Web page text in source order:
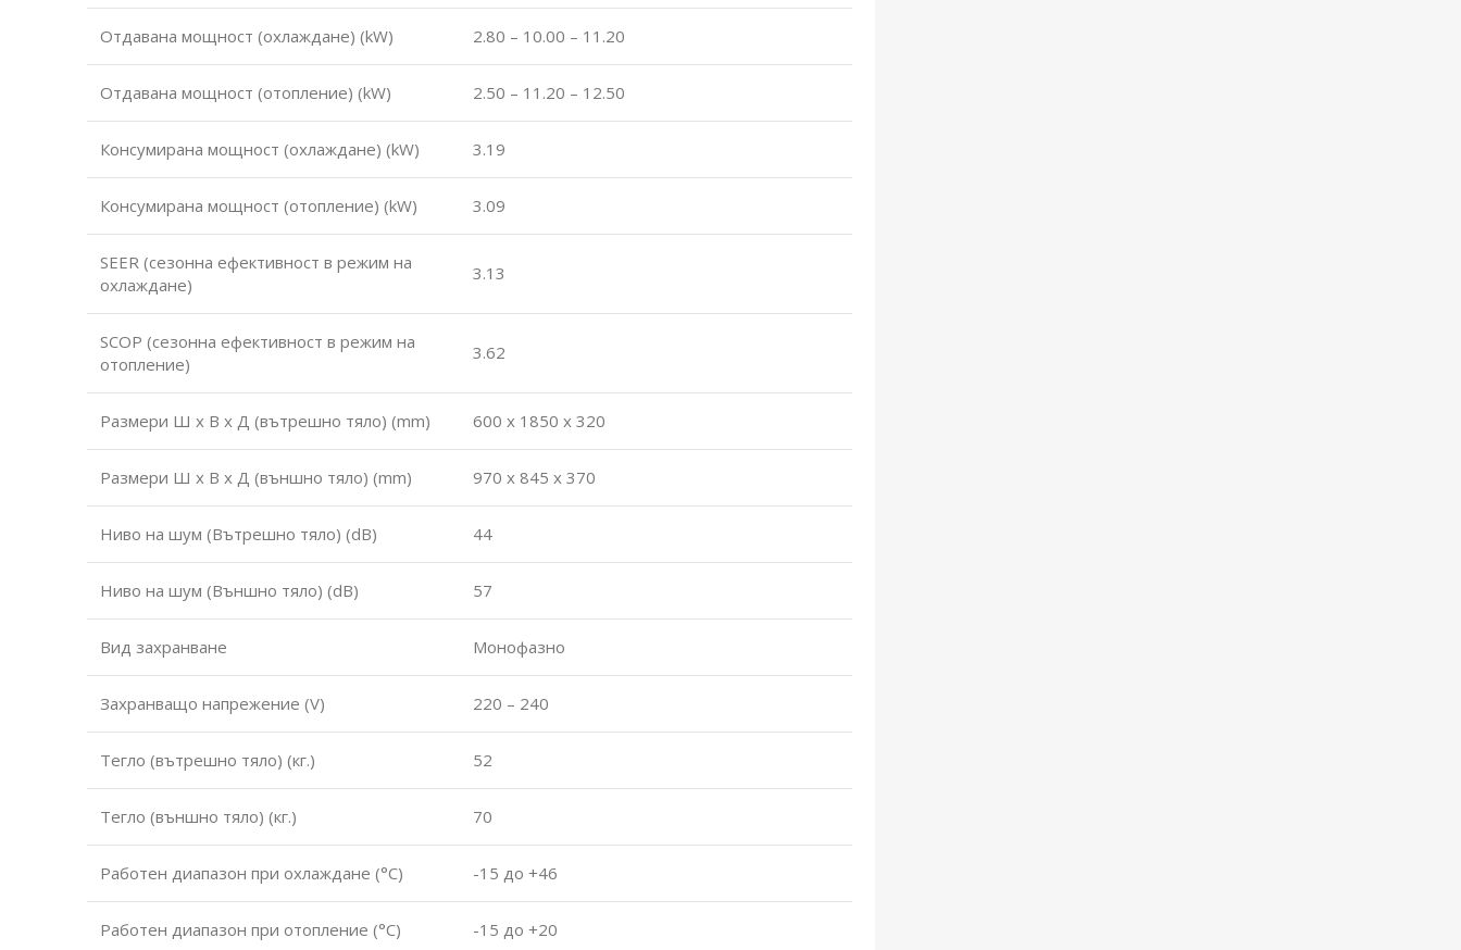
Отдавана мощност (охлаждане) (kW) 2.80 – 10.00 – 11.20
Отдавана мощност (отопление) (kW) 2.50 – 11.20 – 12.50
Консумирана мощност (охлаждане) (kW) 3.19
Консумирана мощност (отопление) (kW) 3.09
SEER (сезонна ефективност в режим на
охлаждане)
3.13
SCOP (сезонна ефективност в режим на
отопление)
3.62
Размери Ш х В х Д (вътрешно тяло) (mm) 600 x 1850 x 320
Размери Ш х В х Д (външно тяло) (mm) 970 x 845 x 370
Ниво на шум (Вътрешно тяло) (dB) 44
Ниво на шум (Външно тяло) (dB) 57
Вид захранване Монофазно
Захранващо напрежение (V) 220 – 240
Тегло (вътрешно тяло) (кг.) 52
Тегло (външно тяло) (кг.) 70
Работен диапазон при охлаждане (°С) -15 до +46
Работен диапазон при отопление (°С) -15 до +20